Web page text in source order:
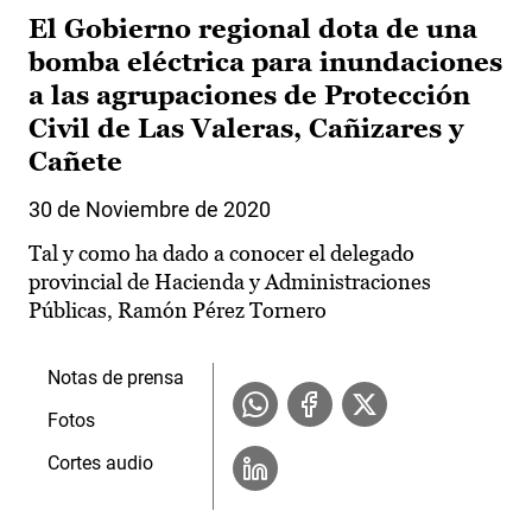
El Gobierno regional dota de una
bomba eléctrica para inundaciones
a las agrupaciones de Protección
Civil de Las Valeras, Cañizares y
Cañete
30 de Noviembre de 2020
Tal y como ha dado a conocer el delegado
provincial de Hacienda y Administraciones
Públicas, Ramón Pérez Tornero
Notas de prensa
Fotos
Cortes audio